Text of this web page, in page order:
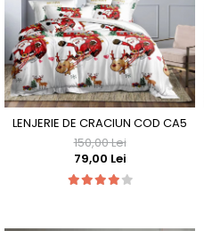
LENJERIE DE CRACIUN COD CA5
150,00 Lei
79,00 Lei